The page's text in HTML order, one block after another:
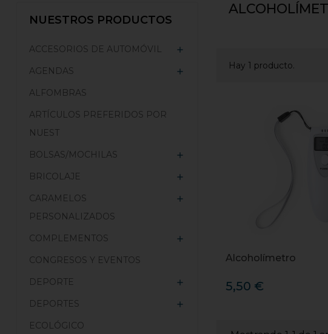
NUESTROS PRODUCTOS
ACCESORIOS DE AUTOMÓVIL 
AGENDAS 
ALFOMBRAS
ARTÍCULOS PREFERIDOS POR
NUEST
BOLSAS/MOCHILAS

BRICOLAJE 
CARAMELOS
PERSONALIZADOS

COMPLEMENTOS 
CONGRESOS Y EVENTOS
DEPORTE

DEPORTES 
ECOLÓGICO
Hay 1 producto.
Alcoholímetro
5,50 €